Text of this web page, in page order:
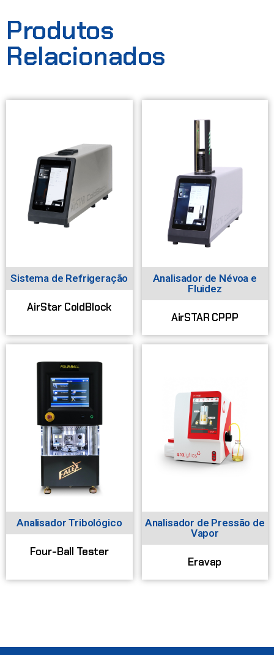
Produtos
Relacionados
Sistema de Refrigeração
AirStar ColdBlock
Analisador de Névoa e
Fluidez
AirSTAR CPPP
Analisador Tribológico
Four-Ball Tester
Analisador de Pressão de
Vapor
Eravap